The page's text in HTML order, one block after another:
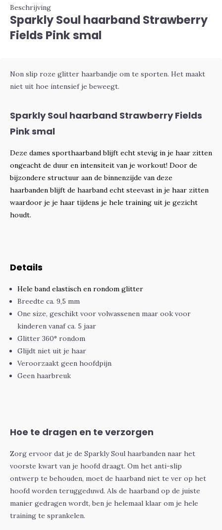
Beschrijving
Sparkly Soul haarband Strawberry
Fields Pink smal
Non slip roze glitter haarbandje om te sporten. Het maakt
niet uit hoe intensief je beweegt.
Sparkly Soul haarband Strawberry Fields
Pink smal
Deze dames sporthaarband blijft echt stevig in je haar zitten
ongeacht de duur en intensiteit van je workout! Door de
bijzondere structuur aan de binnenzijde van deze
haarbanden blijft de haarband echt steevast in je haar zitten
waardoor je je haar tijdens je hele training uit je gezicht
houdt.
Details
Hele band elastisch en rondom glitter
Breedte ca. 9,5 mm
One size, geschikt voor volwassenen maar ook voor
kinderen vanaf ca. 5 jaar
Glitter 360° rondom
Glijdt niet uit je haar
Veroorzaakt geen hoofdpijn
Geen haarbreuk
Hoe te dragen en te verzorgen
Zorg ervoor dat je de Sparkly Soul haarbanden naar het
voorste kwart van je hoofd draagt. Om het anti-slip
ontwerp te behouden, moet de haarband niet te ver op het
hoofd worden teruggeduwd. Als de haarband op de juiste
manier gedragen wordt, ben je helemaal klaar om je hele
training te sprankelen.